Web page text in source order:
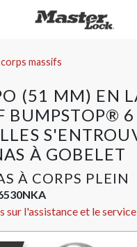
massifs
(51 MM) EN
BUMPSTOP® 6
À GOBELET
À CORPS PLEIN
sur l'assistance et le